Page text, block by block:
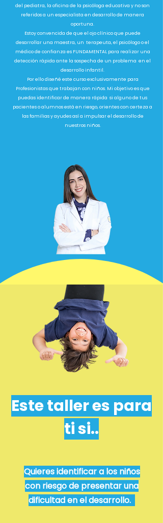
del pediatra, la oficina de la psicóloga educativa y no son
referidos a un especialista en desarrollo de manera
oportuna.
Estoy convencida de que el ojo clínico que puede
desarrollar una maestra, un terapeuta, el psicólogo o el
médico de confianza es FUNDAMENTAL para realizar una
detección rápida ante la sospecha de un problema en el
desarrollo infantil.
Por ello diseñé este curso exclusivamente para
Profesionistas que trabajan con niños. Mi objetivo es que
puedas identificar de manera rápida si alguno de tus
pacientes o alumnos está en riesgo, orientes con certeza a
las familias y ayudes así a impulsar el desarrollo de
nuestros niños.
Este taller es para
ti si..
Quieres identificar a los niños
con riesgo de presentar una
dificultad en el desarrollo.